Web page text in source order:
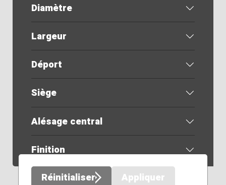
Diamètre
Largeur
Déport
Siège
Alésage central
Finition
Réinitialiser
Appliquer